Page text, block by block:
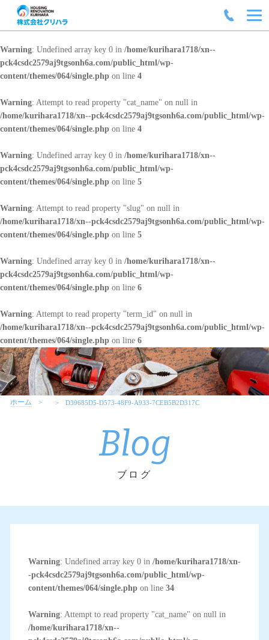
Warning: Undefined array key 0 in /home/kurihara1718/xn--
pck4csdc2579aj9tgsonh6a.com/public_html/wp-
content/themes/064/single.php on line 4
Warning: Attempt to read property "cat_name" on null in
/home/kurihara1718/xn--pck4csdc2579aj9tgsonh6a.com/public_html/wp-
content/themes/064/single.php on line 4
Warning: Undefined array key 0 in /home/kurihara1718/xn--
pck4csdc2579aj9tgsonh6a.com/public_html/wp-
content/themes/064/single.php on line 5
Warning: Attempt to read property "slug" on null in
/home/kurihara1718/xn--pck4csdc2579aj9tgsonh6a.com/public_html/wp-
content/themes/064/single.php on line 5
Warning: Undefined array key 0 in /home/kurihara1718/xn--
pck4csdc2579aj9tgsonh6a.com/public_html/wp-
content/themes/064/single.php on line 6
Warning: Attempt to read property "term_id" on null in
/home/kurihara1718/xn--pck4csdc2579aj9tgsonh6a.com/public_html/wp-
content/themes/064/single.php on line 6
ホーム D39685D5-D573-48F9-A933-7CEB5B2D317C
Blog
ブログ
Warning: Undefined array key 0 in /home/kurihara1718/xn-
-pck4csdc2579aj9tgsonh6a.com/public_html/wp-
content/themes/064/single.phpon line 34
Warning: Attempt to read property "cat_name" on null in
/home/kurihara1718/xn--